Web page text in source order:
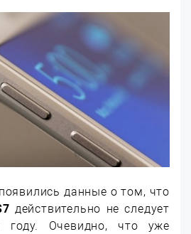
данные о том, что
действительно не следует
Очевидно, что уже